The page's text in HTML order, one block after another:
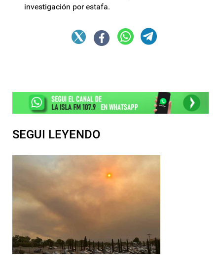
investigación por estafa.
SEGUI LEYENDO